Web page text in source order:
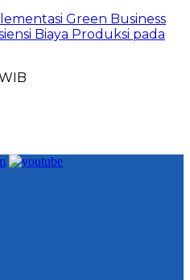
Green Business
Biaya Produksi pada